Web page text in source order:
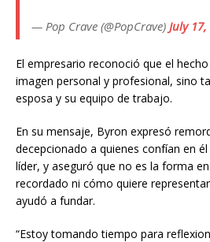
— Pop Crave (@PopCrave) July
El empresario reconoció que el
imagen personal y profesional, sino
esposa y su equipo de trabajo.
En su mensaje, Byron expresó
decepcionado a quienes confían en
líder, y aseguró que no es la forma
recordado ni cómo quiere
ayudó a fundar.
“Estoy tomando tiempo para